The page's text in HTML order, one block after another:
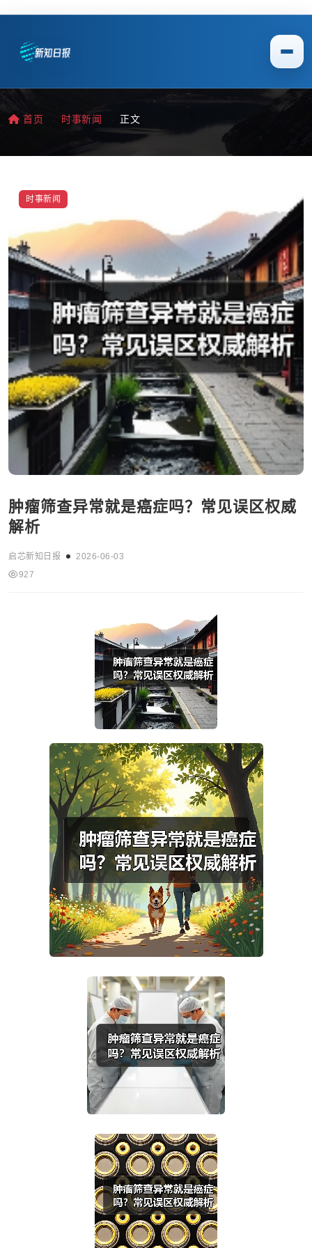
首页 时事新闻 正文
时事新闻
肿瘤筛查异常就是癌症吗？常见误区权威
解析
启芯新知日报
2026-06-03
927